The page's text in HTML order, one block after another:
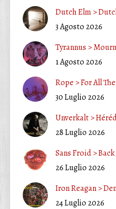
Dutch Elm >
3 Agosto 2026
Tyrannus >
1 Agosto 2026
Rope > For All
30 Luglio 2026
Unverkalt >
28 Luglio 2026
Sans Froid >
26 Luglio 2026
Iron Reagan >
24 Luglio 2026